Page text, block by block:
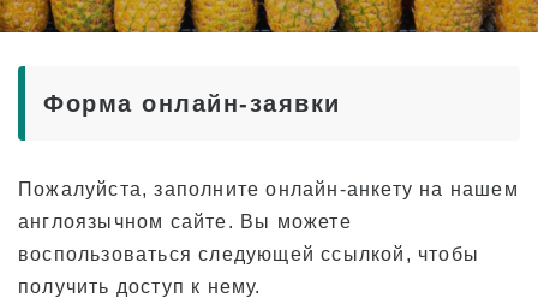
Единственный на Гавайях 4-дневный
недельный курс
при обучении за границей
Опытные преподаватели
Весело! Aloha Student Life
Поступление в университет
Форма онлайн-заявки
Пожалуйста, заполните онлайн-анкету на нашем
англоязычном сайте. Вы можете
воспользоваться следующей ссылкой, чтобы
получить доступ к нему.